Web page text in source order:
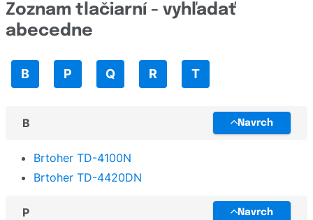
Zoznam tlačiarní - vyhľadať
abecedne
B P Q R T
B Navrch
Brtoher TD-4100N
Brtoher TD-4420DN
P Navrch